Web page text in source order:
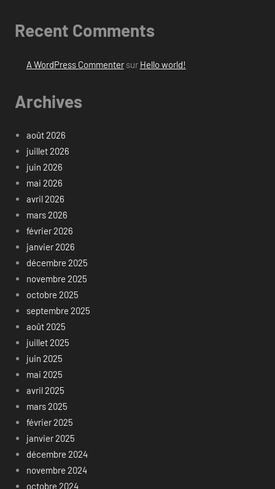
Recent Comments
A WordPress Commentersur Hello world!
Archives
août 2026
juillet 2026
juin 2026
mai 2026
avril 2026
mars 2026
février 2026
janvier 2026
décembre 2025
novembre 2025
octobre 2025
septembre 2025
août 2025
juillet 2025
juin 2025
mai 2025
avril 2025
mars 2025
février 2025
janvier 2025
décembre 2024
novembre 2024
octobre 2024